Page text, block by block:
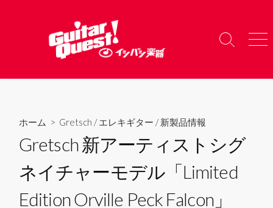
へ
検
り
メ
ー
ホーム > Gretsch /エレキギター /新製品情報
Gretsch 新アーティストシグ
ネイチャーモデル「Limited
Edition Orville Peck Falcon」